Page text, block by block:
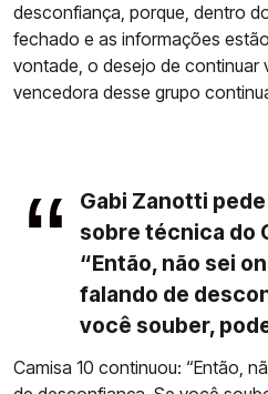
desconfiança, porque, dentro
fechado e as informações
vontade, o desejo de continuar
vencedora desse grupo
Gabi Zanotti
sobre técnica do
“Então, não sei
falando de
você souber,
Camisa 10 continuou: “Então,